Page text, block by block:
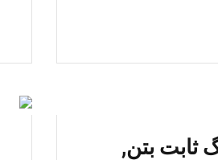
ثابت بتن,